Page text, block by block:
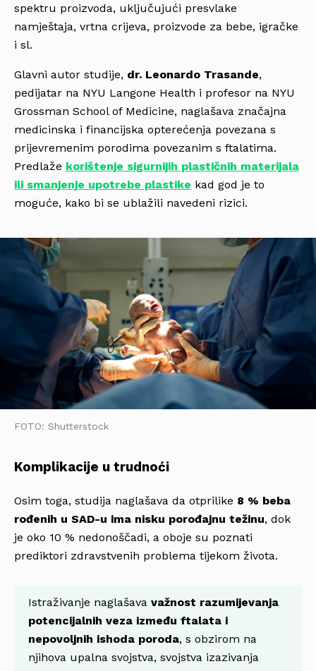
spektru proizvoda, uključujući presvlake
namještaja, vrtna crijeva, proizvode za bebe, igračke
i sl.
Glavni autor studije, dr. Leonardo Trasande,
pedijatar na NYU Langone Health i profesor na NYU
Grossman School of Medicine, naglašava značajna
medicinska i financijska opterećenja povezana s
prijevremenim porodima povezanim s ftalatima.
Predlaže korištenje sigurnijih plastičnih materijala
ili smanjenje upotrebe plastike kad god je to
moguće, kako bi se ublažili navedeni rizici.
FOTO: Shutterstock
Komplikacije u trudnoći
Osim toga, studija naglašava da otprilike 8 % beba
rođenih u SAD-u ima nisku porođajnu težinu, dok
je oko 10 % nedonoščadi, a oboje su poznati
prediktori zdravstvenih problema tijekom života.
Istraživanje naglašava važnost razumijevanja
potencijalnih veza između ftalata i
nepovoljnih ishoda poroda, s obzirom na
njihova upalna svojstva, svojstva izazivanja